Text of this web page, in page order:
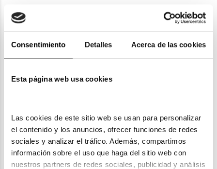
Consentimiento Detalles Acerca de las cookies
Esta página web usa cookies
Las cookies de este sitio web se usan para personalizar
el contenido y los anuncios, ofrecer funciones de redes
sociales y analizar el tráfico. Además, compartimos
información sobre el uso que haga del sitio web con
nuestros partners de redes sociales, publicidad y análisis
Devoluciones
Garantías